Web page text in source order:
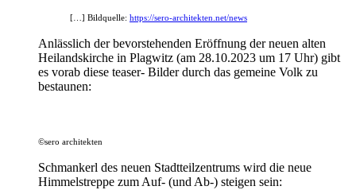
[…] Bildquelle: https://sero-architekten.net/news
Anlässlich der bevorstehenden Eröffnung der neuen alten
Heilandskirche in Plagwitz (am 28.10.2023 um 17 Uhr) gibt
es vorab diese teaser- Bilder durch das gemeine Volk zu
bestaunen:
©sero architekten
Schmankerl des neuen Stadtteilzentrums wird die neue
Himmelstreppe zum Auf- (und Ab-) steigen sein: